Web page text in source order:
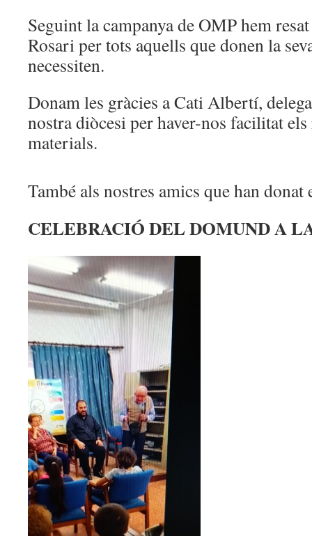
Seguint la campanya de OMP hem
Rosari per tots aquells que donen la
necessiten.
Donam les gràcies a Cati Albertí,
nostra diòcesi per haver-nos facilitat
materials.
També als nostres amics que han
CELEBRACIÓ DEL DOMUND A